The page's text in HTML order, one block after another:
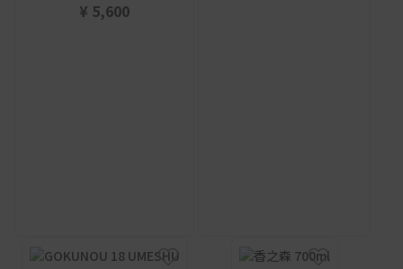
¥ 5,600